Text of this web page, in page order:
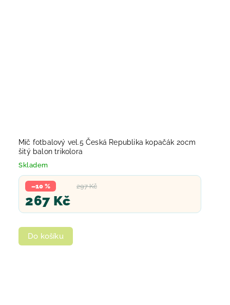
Míč fotbalový vel.5 Česká Republika kopačák 20cm
šitý balon trikolora
Skladem
297 Kč
–10 %
267 Kč
Do košíku